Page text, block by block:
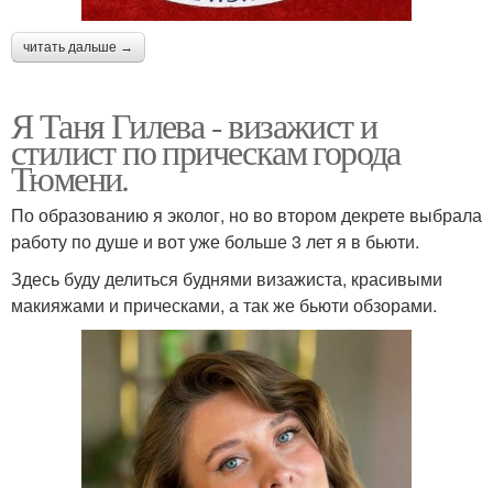
читать дальше →
Я Таня Гилева - визажист и
стилист по прическам города
Тюмени.
По образованию я эколог, но во втором декрете выбрала
работу по душе и вот уже больше 3 лет я в бьюти.
Здесь буду делиться буднями визажиста, красивыми
макияжами и прическами, а так же бьюти обзорами.